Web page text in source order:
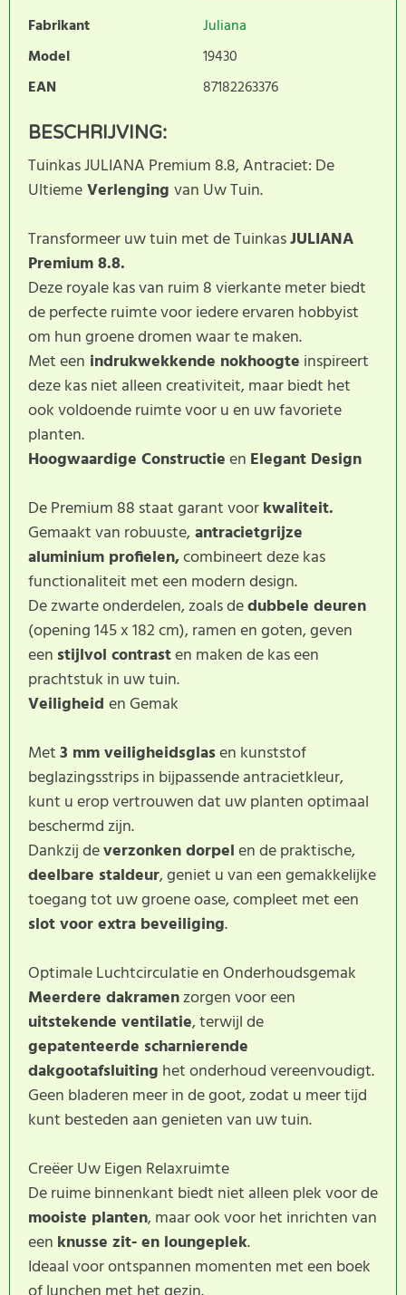
Fabrikant
Juliana
Model
19430
EAN
87182263376
BESCHRIJVING:
Tuinkas JULIANA Premium 8.8, Antraciet: De
UltiemeVerlenging van Uw Tuin.
Transformeer uw tuin met de TuinkasJULIANA
Premium 8.8.
Deze royale kas van ruim 8 vierkante meter biedt
de perfecte ruimte voor iedere ervaren hobbyist
om hun groene dromen waar te maken.
Met een indrukwekkende nokhoogte inspireert
deze kas niet alleen creativiteit, maar biedt het
ook voldoende ruimte voor u en uw favoriete
planten.
Hoogwaardige Constructieen Elegant Design
De Premium 88 staat garant voorkwaliteit.
Gemaakt van robuuste,antracietgrijze
aluminium profielen,combineert deze kas
functionaliteit met een modern design.
De zwarte onderdelen, zoals dedubbele deuren
(opening 145 x 182 cm), ramen en goten, geven
een stijlvol contrasten maken de kas een
prachtstuk in uw tuin.
Veiligheid en Gemak
Met3 mm veiligheidsglasen kunststof
beglazingsstrips in bijpassende antracietkleur,
kunt u erop vertrouwen dat uw planten optimaal
beschermd zijn.
Dankzij deverzonken dorpelen de praktische,
deelbare staldeur, geniet u van een gemakkelijke
toegang tot uw groene oase, compleet met een
slot voor extra beveiliging.
Optimale Luchtcirculatie en Onderhoudsgemak
Meerdere dakramenzorgen voor een
uitstekende ventilatie, terwijl de
gepatenteerde scharnierende
dakgootafsluiting het onderhoud vereenvoudigt.
Geen bladeren meer in de goot, zodat u meer tijd
kunt besteden aan genieten van uw tuin.
Creëer Uw Eigen Relaxruimte
De ruime binnenkant biedt niet alleen plek voor de
mooiste planten, maar ook voor het inrichten van
een knusse zit- en loungeplek.
Ideaal voor ontspannen momenten met een boek